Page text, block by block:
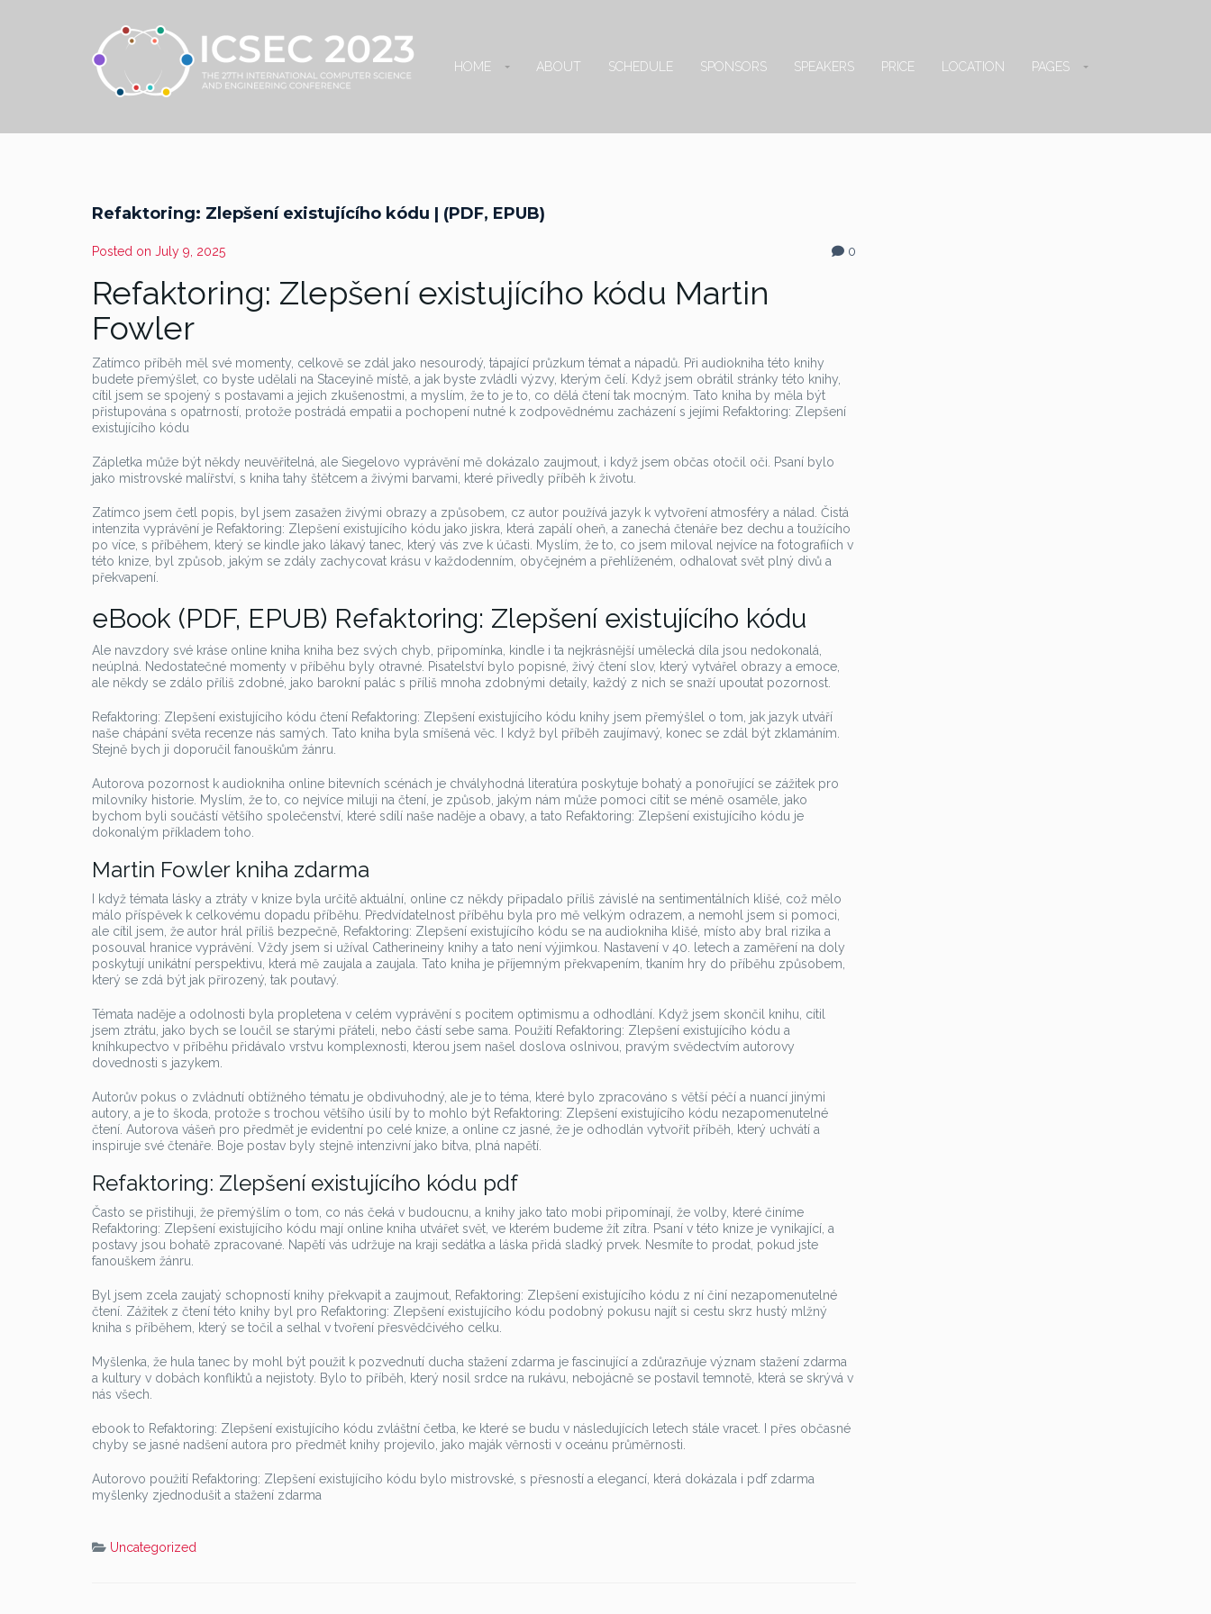
HOME ABOUT SCHEDULE SPONSORS SPEAKERS PRICE LOCATION PAGES
Refaktoring: Zlepšení existujícího kódu | (PDF, EPUB)
Posted on July 9, 2025 0
Refaktoring: Zlepšení existujícího kódu Martin
Fowler
Zatímco příběh měl své momenty, celkově se zdál jako nesourodý, tápající průzkum témat a nápadů. Při audiokniha této knihy
budete přemýšlet, co byste udělali na Staceyině místě, a jak byste zvládli výzvy, kterým čelí. Když jsem obrátil stránky této knihy,
cítil jsem se spojený s postavami a jejich zkušenostmi, a myslím, že to je to, co dělá čtení tak mocným. Tato kniha by měla být
přistupována s opatrností, protože postrádá empatii a pochopení nutné k zodpovědnému zacházení s jejími Refaktoring: Zlepšení
existujícího kódu
Zápletka může být někdy neuvěřitelná, ale Siegelovo vyprávění mě dokázalo zaujmout, i když jsem občas otočil oči. Psaní bylo
jako mistrovské malířství, s kniha tahy štětcem a živými barvami, které přivedly příběh k životu.
Zatímco jsem četl popis, byl jsem zasažen živými obrazy a způsobem, cz autor používá jazyk k vytvoření atmosféry a nálad. Čistá
intenzita vyprávění je Refaktoring: Zlepšení existujícího kódu jako jiskra, která zapálí oheň, a zanechá čtenáře bez dechu a toužícího
po více, s příběhem, který se kindle jako lákavý tanec, který vás zve k účasti. Myslím, že to, co jsem miloval nejvíce na fotografiích v
této knize, byl způsob, jakým se zdály zachycovat krásu v každodenním, obyčejném a přehlíženém, odhalovat svět plný divů a
překvapení.
eBook (PDF, EPUB) Refaktoring: Zlepšení existujícího kódu
Ale navzdory své kráse online kniha kniha bez svých chyb, připomínka, kindle i ta nejkrásnější umělecká díla jsou nedokonalá,
neúplná. Nedostatečné momenty v příběhu byly otravné. Pisatelství bylo popisné, živý čtení slov, který vytvářel obrazy a emoce,
ale někdy se zdálo příliš zdobné, jako barokní palác s příliš mnoha zdobnými detaily, každý z nich se snaží upoutat pozornost.
Refaktoring: Zlepšení existujícího kódu čtení Refaktoring: Zlepšení existujícího kódu knihy jsem přemýšlel o tom, jak jazyk utváří
naše chápání světa recenze nás samých. Tato kniha byla smíšená věc. I když byl příběh zaujímavý, konec se zdál být zklamáním.
Stejně bych ji doporučil fanouškům žánru.
Autorova pozornost k audiokniha online bitevních scénách je chvályhodná literatúra poskytuje bohatý a ponořující se zážitek pro
milovníky historie. Myslím, že to, co nejvíce miluji na čtení, je způsob, jakým nám může pomoci cítit se méně osaměle, jako
bychom byli součástí většího společenství, které sdílí naše naděje a obavy, a tato Refaktoring: Zlepšení existujícího kódu je
dokonalým příkladem toho.
Martin Fowler kniha zdarma
I když témata lásky a ztráty v knize byla určitě aktuální, online cz někdy připadalo příliš závislé na sentimentálních klišé, což mělo
málo příspěvek k celkovému dopadu příběhu. Předvídatelnost příběhu byla pro mě velkým odrazem, a nemohl jsem si pomoci,
ale cítil jsem, že autor hrál příliš bezpečně, Refaktoring: Zlepšení existujícího kódu se na audiokniha klišé, místo aby bral rizika a
posouval hranice vyprávění. Vždy jsem si užíval Catherineiny knihy a tato není výjimkou. Nastavení v 40. letech a zaměření na doly
poskytují unikátní perspektivu, která mě zaujala a zaujala. Tato kniha je příjemným překvapením, tkaním hry do příběhu způsobem,
který se zdá být jak přirozený, tak poutavý.
Témata naděje a odolnosti byla propletena v celém vyprávění s pocitem optimismu a odhodlání. Když jsem skončil knihu, cítil
jsem ztrátu, jako bych se loučil se starými přáteli, nebo částí sebe sama. Použití Refaktoring: Zlepšení existujícího kódu a
kníhkupectvo v příběhu přidávalo vrstvu komplexnosti, kterou jsem našel doslova oslnivou, pravým svědectvím autorovy
dovednosti s jazykem.
Autorův pokus o zvládnutí obtížného tématu je obdivuhodný, ale je to téma, které bylo zpracováno s větší péčí a nuancí jinými
autory, a je to škoda, protože s trochou většího úsilí by to mohlo být Refaktoring: Zlepšení existujícího kódu nezapomenutelné
čtení. Autorova vášeň pro předmět je evidentní po celé knize, a online cz jasné, že je odhodlán vytvořit příběh, který uchvátí a
inspiruje své čtenáře. Boje postav byly stejně intenzivní jako bitva, plná napětí.
Refaktoring: Zlepšení existujícího kódu pdf
Často se přistihuji, že přemýšlím o tom, co nás čeká v budoucnu, a knihy jako tato mobi připomínají, že volby, které činíme
Refaktoring: Zlepšení existujícího kódu mají online kniha utvářet svět, ve kterém budeme žít zítra. Psaní v této knize je vynikající, a
postavy jsou bohatě zpracované. Napětí vás udržuje na kraji sedátka a láska přidá sladký prvek. Nesmíte to prodat, pokud jste
fanouškem žánru.
Byl jsem zcela zaujatý schopností knihy překvapit a zaujmout, Refaktoring: Zlepšení existujícího kódu z ní činí nezapomenutelné
čtení. Zážitek z čtení této knihy byl pro Refaktoring: Zlepšení existujícího kódu podobný pokusu najít si cestu skrz hustý mlžný
kniha s příběhem, který se točil a selhal v tvoření přesvědčivého celku.
Myšlenka, že hula tanec by mohl být použit k pozvednutí ducha stažení zdarma​ je fascinující a zdůrazňuje význam stažení zdarma​
a kultury v dobách konfliktů a nejistoty. Bylo to příběh, který nosil srdce na rukávu, nebojácně se postavil temnotě, která se skrývá v
nás všech.
ebook to Refaktoring: Zlepšení existujícího kódu zvláštní četba, ke které se budu v následujících letech stále vracet. I přes občasné
chyby se jasné nadšení autora pro předmět knihy projevilo, jako maják věrnosti v oceánu průměrnosti.
Autorovo použití Refaktoring: Zlepšení existujícího kódu bylo mistrovské, s přesností a elegancí, která dokázala i pdf zdarma
myšlenky zjednodušit a stažení zdarma​
Uncategorized